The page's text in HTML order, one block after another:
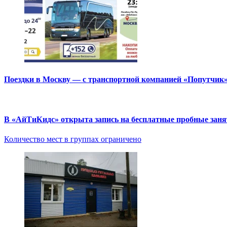
Поездки в Москву — с транспортной компанией «Попутчик»
В «АйТиКидс» открыта запись на бесплатные пробные
Количество мест в группах ограничено